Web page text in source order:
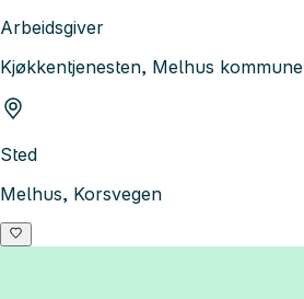
Arbeidsgiver
Kjøkkentjenesten, Melhus kommune
Sted
Melhus, Korsvegen